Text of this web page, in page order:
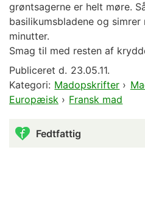
grøntsagerne er helt møre.
basilikumsbladene og simrer
minutter.
Smag til med resten af
Publiceret d. 23.05.11.
Kategori: Madopskrifter ›
Europæisk › Fransk mad
Fedtfattig